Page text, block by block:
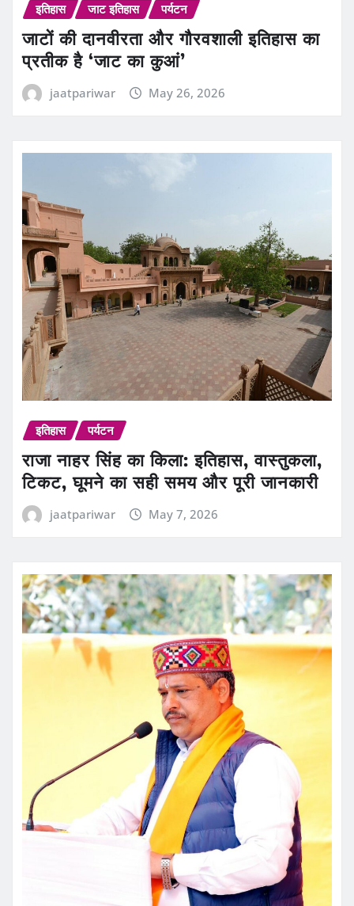
इतिहास जाट इतिहास पर्यटन
जाटों की दानवीरता और गौरवशाली इतिहास का
प्रतीक है ‘जाट का कुआं’
jaatpariwar May 26, 2026
इतिहास पर्यटन
राजा नाहर सिंह का किला: इतिहास, वास्तुकला,
टिकट, घूमने का सही समय और पूरी जानकारी
jaatpariwar May 7, 2026